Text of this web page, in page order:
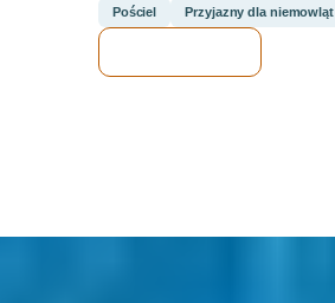
Pościel Przyjazny dla niemowląt